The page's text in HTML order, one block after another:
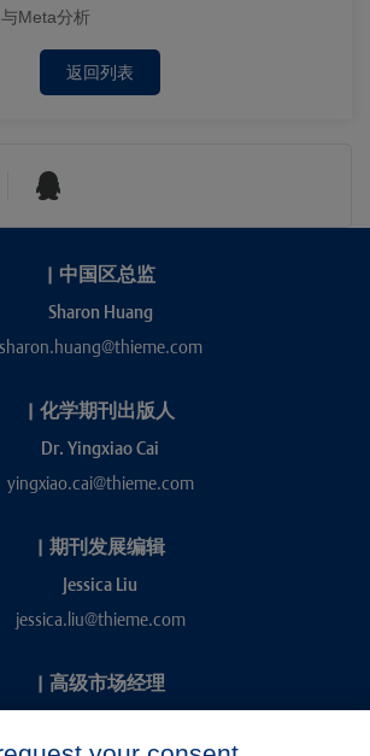
Meta分析
返回列表
| 中国区总监
Sharon Huang
sharon.huang@thieme.com
| 化学期刊出版人
Dr. Yingxiao Cai
yingxiao.cai@thieme.com
| 期刊发展编辑
Jessica Liu
jessica.liu@thieme.com
| 高级市场经理